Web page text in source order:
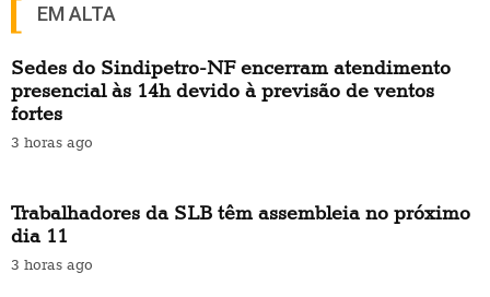
EM ALTA
Sedes do Sindipetro-NF encerram atendimento
presencial às 14h devido à previsão de ventos
fortes
3 horas ago
Trabalhadores da SLB têm assembleia no próximo
dia 11
3 horas ago